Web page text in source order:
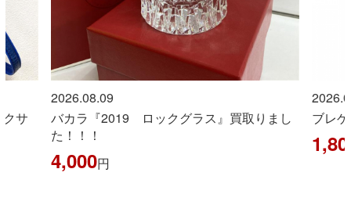
し
2026.08.09
ブレゲ『タイプXXI』 買取りました！！
1,800,000
１８
た！！